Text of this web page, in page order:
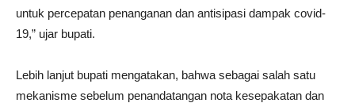
untuk percepatan penanganan dan antisipasi dampak covid-
19,” ujar bupati.
Lebih lanjut bupati mengatakan, bahwa sebagai salah satu
mekanisme sebelum penandatangan nota kesepakatan dan